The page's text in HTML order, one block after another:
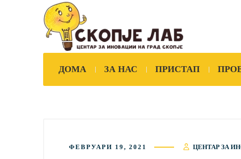
ДОМА ЗА НАС ПРИСТАП
ФЕВРУАРИ 19, 2021 ЦЕНТАР ЗА